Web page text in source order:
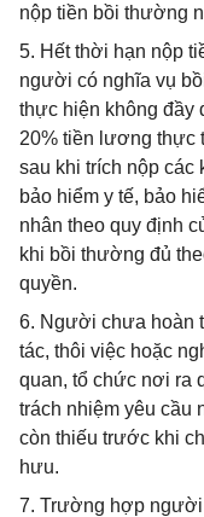
nộp tiền bồi thường
5. Hết thời hạn nộp
người có nghĩa vụ
thực hiện không đầy
20% tiền lương thực
sau khi trích nộp các
bảo hiểm y tế, bảo
nhân theo quy định
khi bồi thường đủ
quyền.
6. Người chưa hoàn
tác, thôi việc hoặc
quan, tổ chức nơi ra
trách nhiệm yêu cầu
còn thiếu trước khi
hưu.
7. Trường hợp